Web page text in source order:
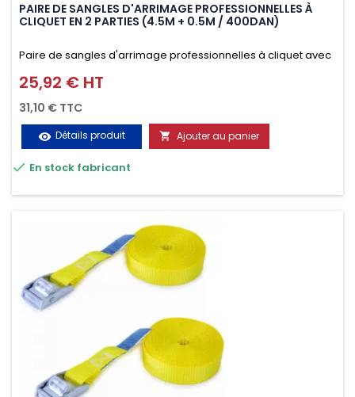
PAIRE DE SANGLES D'ARRIMAGE PROFESSIONNELLES À
CLIQUET EN 2 PARTIES (4.5M + 0.5M / 400DAN)
Paire de sangles d'arrimage professionnelles à cliquet avec
crochet en 2 parties (4.5M + 0.5M / 400daN), simple et rapide
d'utilisation. Permet d'arrimer et de sécuriser
vos chargements pendant le transport. Matière polyester
très résistante aux UV et aux variations de températures,
n'absorbe pas l'eau.
Prix
25,92 € HT
31,10 € TTC
visibility Détails produit  Ajouter au panier
 En stock fabricant